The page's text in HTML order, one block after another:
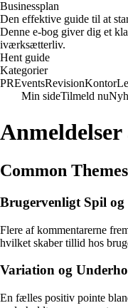
Businessplan
Den effektive guide til at
Denne e-bog giver dig et
iværksætterliv.
Hent guide
Kategorier
PREventsRevisionKontor
Min sideTilmeld nu
Common
Brugervenligt Spil og
Flere af kommentarerne
hvilket skaber tillid hos
Variation og
En fælles positiv pointe